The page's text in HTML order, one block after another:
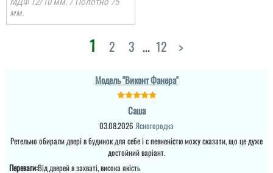
квартиру.Залишились
дууууже задоволені і
вартістю! ВСЕ НА
ВИЩОМУ РІВНІ ! Бажаю
процвітання компанії
,мо...
читати всі відгуки
читати всі відгуки
Леонід
Ціна не мала, але якщо
мм.
1 2 3 ... 12 >
Модель "Виконт Фанера"
Саша
03.08.2026 Ясногородка
Ретельно обирали двері в будинок для себе і с певненістю можу сказати, що це дуже
достойний варіант.
Переваги:Від дверей в захваті, висока якість